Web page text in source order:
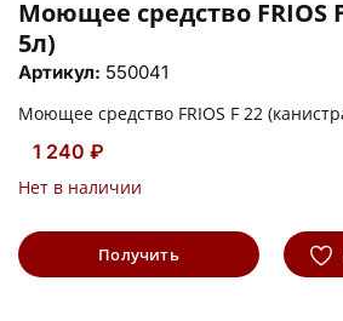
Моющее средство FRIOS
5л)
Артикул: 550041
Моющее средство FRIOS F 22
1 240 ₽
Нет в наличии
Получить